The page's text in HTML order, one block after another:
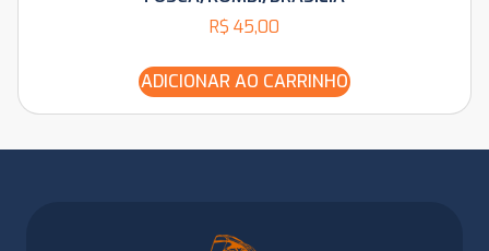
R$ 45,00
ADICIONAR AO CARRINHO